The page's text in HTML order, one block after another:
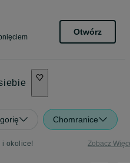
Otwórz
Chomranice
i okolice! Zobacz